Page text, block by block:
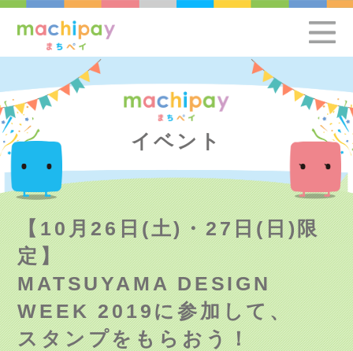
イベント
【10月26日(土)・27日(日)限
定】
MATSUYAMA DESIGN
WEEK 2019に参加して、
スタンプをもらおう！